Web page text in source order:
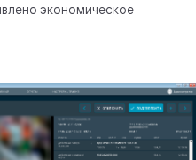
экономическое